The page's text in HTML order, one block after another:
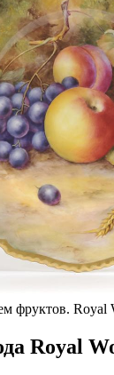
фруктов. Royal
Royal